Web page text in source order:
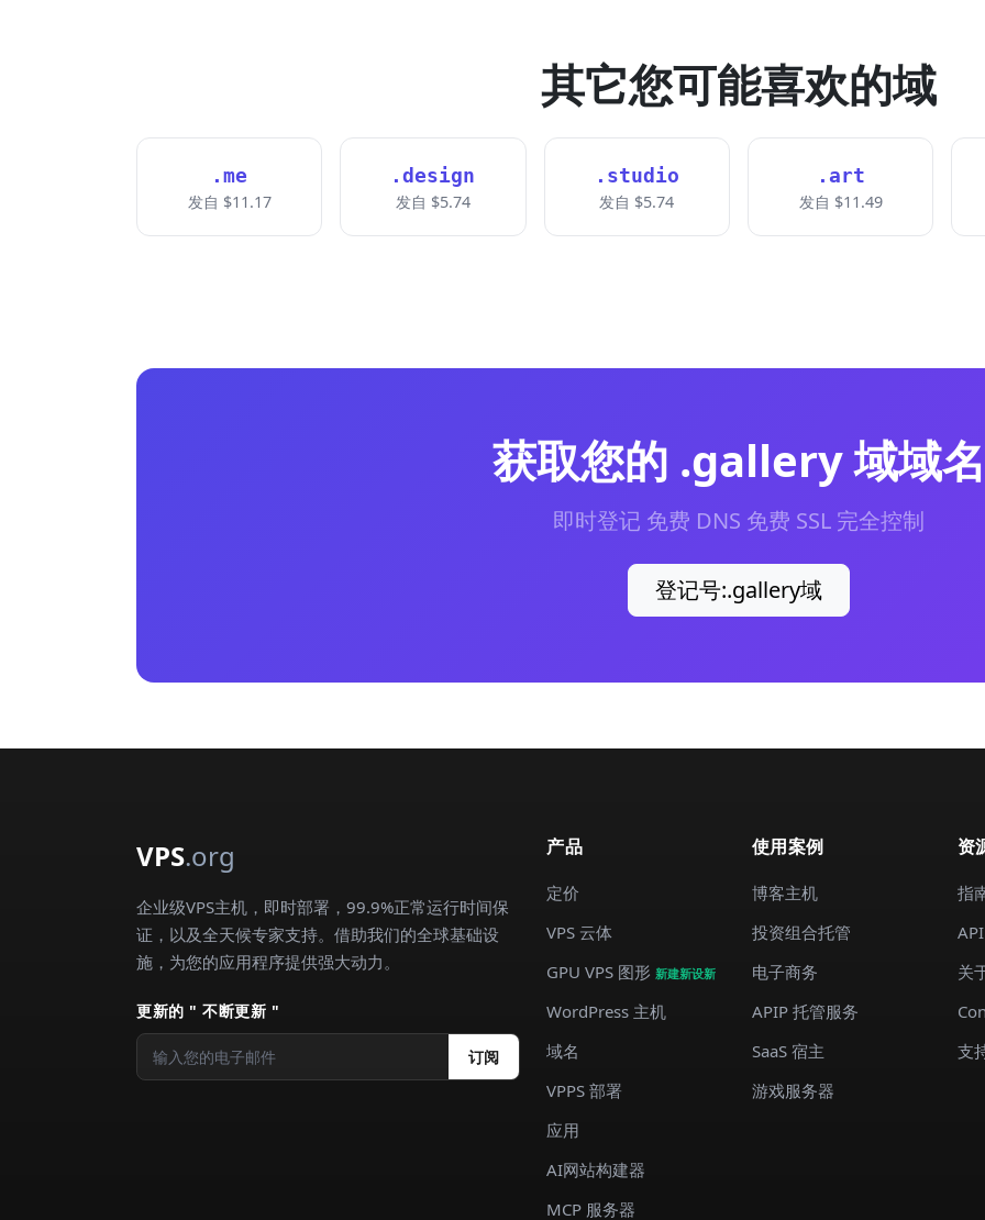
其它您可能喜欢的域
.me
发自 $11.17
.design
发自 $5.74
.studio
发自 $5.74
.art
发自 $11.49
获取您的 .gallery 域域名
即时登记 免费 DNS 免费 SSL 完全控制
登记号:.gallery域
VPS.org
企业级VPS主机，即时部署，99.9%正常运行时间保
证，以及全天候专家支持。借助我们的全球基础设
施，为您的应用程序提供强大动力。
更新的 " 不断更新 "
订阅
产品
定价
VPS 云体
GPU VPS 图形新建新设新
WordPress 主机
域名
VPPS 部署
应用
AI网站构建器
MCP 服务器
使用案例
博客主机
投资组合托管
电子商务
APIP 托管服务
SaaS 宿主
游戏服务器
资
指
关
支